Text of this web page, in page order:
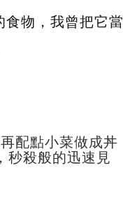
食物，我曾把它當
配點小菜做成丼
秒殺般的迅速見